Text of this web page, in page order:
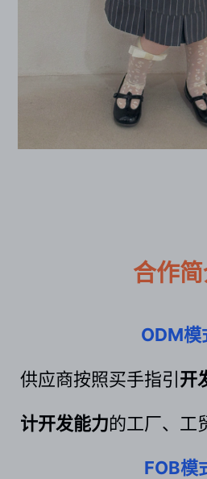
合作
ODM模
供应商按照买手指引 开
计开发能力的工厂、工
FOB模